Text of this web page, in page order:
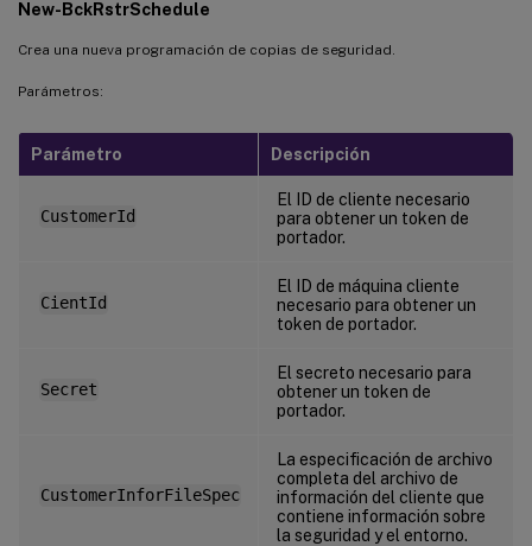
New-BckRstrSchedule
Crea una nueva programación de copias de seguridad.
Parámetros:
Parámetro Descripción
CustomerId
El ID de cliente necesario
para obtener un token de
portador.
CientId
El ID de máquina cliente
necesario para obtener un
token de portador.
Secret
El secreto necesario para
obtener un token de
portador.
CustomerInforFileSpec
La especificación de archivo
completa del archivo de
información del cliente que
contiene información sobre
la seguridad y el entorno.